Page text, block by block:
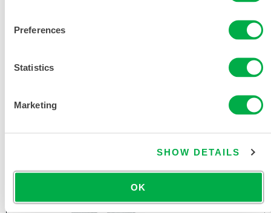
Preferences
Statistics
Marketing
SHOW DETAILS
OK